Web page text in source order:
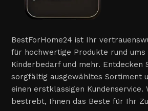
BestForHome24 ist Ihr
für hochwertige Produkte rund ums
Kinderbedarf und mehr. Entdecken
sorgfältig ausgewähltes Sortiment
einen erstklassigen Kundenservice.
bestrebt, Ihnen das Beste für Ihr